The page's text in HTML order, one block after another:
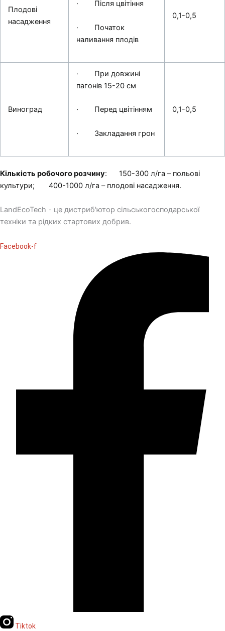
Плодові
насадження
· Після цвітіння
· Початок
наливання плодів
0,1-0,5
Виноград
· При довжині
пагонів 15-20 см
· Перед цвітінням
· Закладання грон
0,1-0,5
Кількість робочого розчину: 150-300 л/га – польові
культури; 400-1000 л/га – плодові насадження.
LandEcoTech - це дистриб'ютор сільськогосподарської
техніки та рідких стартових добрив.
Facebook-f
Tiktok